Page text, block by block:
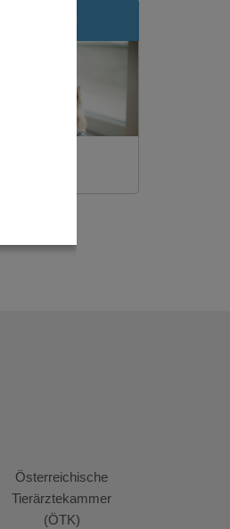
Österreichische
Tierärztekammer
(ÖTK)